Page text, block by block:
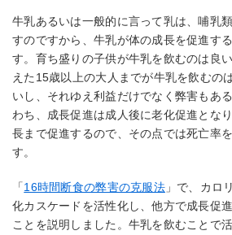
牛乳あるいは一般的に言って乳は、哺乳
すのですから、牛乳が体の成長を促進す
す。育ち盛りの子供が牛乳を飲むのは良
えた15歳以上の大人までが牛乳を飲むの
いし、それゆえ利益だけでなく弊害もあ
わち、成長促進は成人後に老化促進とな
長まで促進するので、その点では死亡率
す。
「16時間断食の弊害の克服法」で、カロ
化カスケードを活性化し、他方で成長促
ことを説明しました。牛乳を飲むことで